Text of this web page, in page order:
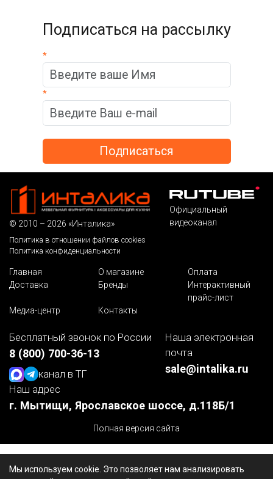
Подписаться на рассылку
*
*
Мы используем cookie. Это позволяет нам анализировать
© 2010 – 2026 «Инталика»
Политика в отношении файлов cookies
Политика конфиденциальности
Официальный
видеоканал
Главная О магазине
Оплата
Доставка
Бренды
Интерактивный
прайс-лист
Медиа-центр
Контакты
Бесплатный звонок по России
8 (800) 700-36-13
канал в ТГ
Наша электронная
почта
sale@intalika.ru
Наш адрес
г. Мытищи, Ярославское шоссе, д.118Б/1
Полная версия сайта